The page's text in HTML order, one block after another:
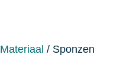
Materiaal / Sponzen